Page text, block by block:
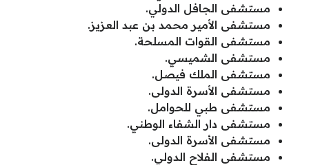
مستشفى الجافل الدولي.
مستشفى الأمير محمد بن عبد العزيز.
مستشفى القوات المسلحة.
مستشفى الشميسي.
مستشفى الملك فيصل.
مستشفى الأسرة الدولى.
مستشفى طبي للحوامل.
مستشفى دار الشفاء الوطني.
مستشفى الأسرة الدولى.
مستشفى الفلاح الدولي.